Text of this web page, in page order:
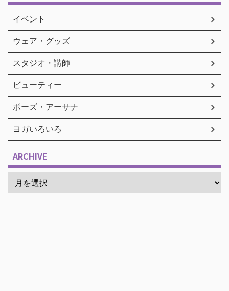
イベント
ウェア・グッズ
スタジオ・講師
ビューティー
ポーズ・アーサナ
ヨガいろいろ
ARCHIVE